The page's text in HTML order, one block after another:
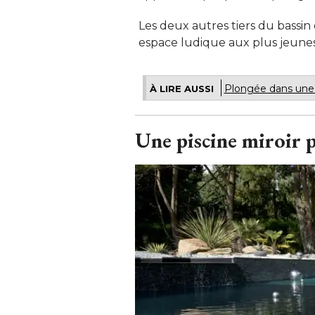
Les deux autres tiers du
espace ludique aux plus
À LIRE AUSSI Plongée dans
Une piscine miroir